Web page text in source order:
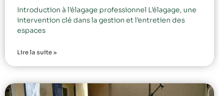
Introduction à l’élagage professionnel L’élagage, une
intervention clé dans la gestion et l’entretien des
espaces
Lire la suite »